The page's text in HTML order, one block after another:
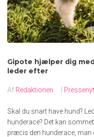
Gipote hjælper dig
leder efter
Af Redaktionen I Pressenyt
Skal du snart have hund?
hunderace? Det kan
præcis den hunderace, man